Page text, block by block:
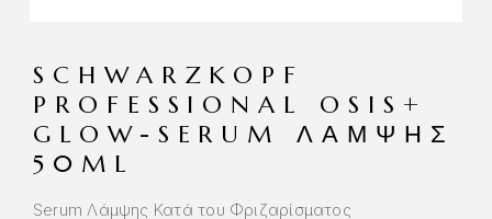
SCHWARZKOPF
PROFESSIONAL OSIS+
GLOW-SERUM ΛΆΜΨΗΣ
50ML
Serum Λάμψης Κατά του Φριζαρίσματος